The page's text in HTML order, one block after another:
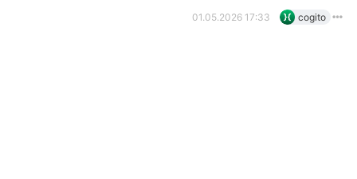
01.05.2026 17:33 cogito